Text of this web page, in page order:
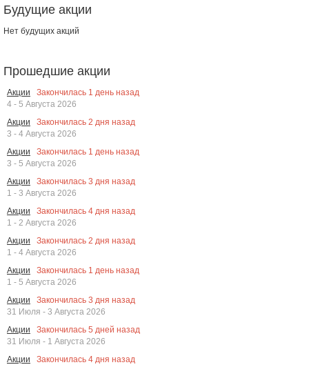
Будущие акции
Нет будущих акций
Прошедшие акции
Акции Закончилась 1 день назад
4 - 5 Августа 2026
Акции
Закончилась 2 дня назад
3 - 4 Августа 2026
Акции
Закончилась 1 день назад
3 - 5 Августа 2026
Акции
Закончилась 3 дня назад
1 - 3 Августа 2026
Акции
Закончилась 4 дня назад
1 - 2 Августа 2026
Акции
Закончилась 2 дня назад
1 - 4 Августа 2026
Акции
Закончилась 1 день назад
1 - 5 Августа 2026
Акции
Закончилась 3 дня назад
31 Июля - 3 Августа 2026
Акции
Закончилась 5 дней назад
31 Июля - 1 Августа 2026
Акции
Закончилась 4 дня назад